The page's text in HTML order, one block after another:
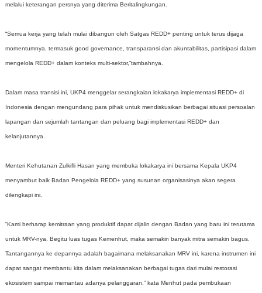
melalui keterangan persnya yang diterima Beritalingkungan.
“Semua kerja yang telah mulai dibangun oleh Satgas REDD+ penting untuk terus dijaga
momentumnya, termasuk good governance, transparansi dan akuntabilitas, partisipasi dalam
mengelola REDD+ dalam konteks multi-sektor,”tambahnya.
Dalam masa transisi ini, UKP4 menggelar serangkaian lokakarya implementasi REDD+ di
Indonesia dengan mengundang para pihak untuk mendiskusikan berbagai situasi persoalan
lapangan dan sejumlah tantangan dan peluang bagi implementasi REDD+ dan
kelanjutannya.
Menteri Kehutanan Zulkifli Hasan yang membuka lokakarya ini bersama Kepala UKP4
menyambut baik Badan Pengelola REDD+ yang susunan organisasinya akan segera
dilengkapi ini.
“Kami berharap kemitraan yang produktif dapat dijalin dengan Badan yang baru ini terutama
untuk MRV-nya. Begitu luas tugas Kemenhut, maka semakin banyak mitra semakin bagus.
Tantangannya ke depannya adalah bagaimana melaksanakan MRV ini, karena instrumen ini
dapat sangat membantu kita dalam melaksanakan berbagai tugas dari mulai restorasi
ekosistem sampai memantau adanya pelanggaran,” kata Menhut pada pembukaan